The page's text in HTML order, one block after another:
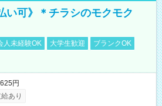
い可》＊チラシのモクモク
人未経験OK 大学生歓迎
ブランクOK
円
あり